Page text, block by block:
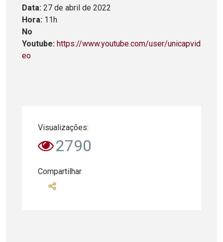
Data: 27 de abril de 2022
Hora: 11h
No
Youtube: https://www.youtube.com/user/unicapvid
eo
Visualizações:
2790
Compartilhar